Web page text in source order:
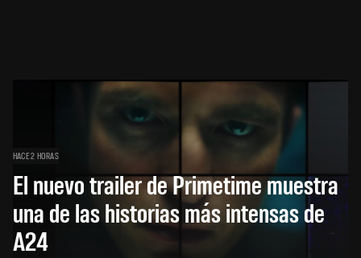
HACE 2 HORAS
El nuevo trailer de Primetime muestra
una de las historias más intensas de
A24